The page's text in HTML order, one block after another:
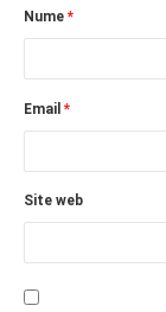
Nume *
Email *
Site web